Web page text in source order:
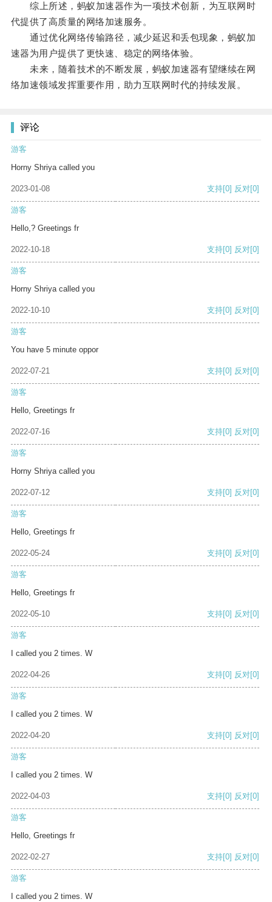
综上所述，蚂蚁加速器作为一项技术创新，为互联网时
代提供了高质量的网络加速服务。
通过优化网络传输路径，减少延迟和丢包现象，蚂蚁加
速器为用户提供了更快速、稳定的网络体验。
未来，随着技术的不断发展，蚂蚁加速器有望继续在网
络加速领域发挥重要作用，助力互联网时代的持续发展。
评论
游客
Horny Shriya called you
2023-01-08 支持[0] 反对[0]
游客
Hello,? Greetings fr
2022-10-18 支持[0] 反对[0]
游客
Horny Shriya called you
2022-10-10 支持[0] 反对[0]
游客
You have 5 minute oppor
2022-07-21 支持[0] 反对[0]
游客
Hello, Greetings fr
2022-07-16 支持[0] 反对[0]
游客
Horny Shriya called you
2022-07-12 支持[0] 反对[0]
游客
Hello, Greetings fr
2022-05-24 支持[0] 反对[0]
游客
Hello, Greetings fr
2022-05-10 支持[0] 反对[0]
游客
I called you 2 times. W
2022-04-26 支持[0] 反对[0]
游客
I called you 2 times. W
2022-04-20 支持[0] 反对[0]
游客
I called you 2 times. W
2022-04-03 支持[0] 反对[0]
游客
Hello, Greetings fr
2022-02-27 支持[0] 反对[0]
游客
I called you 2 times. W